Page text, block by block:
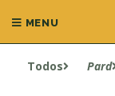
MENU
Todos Pard